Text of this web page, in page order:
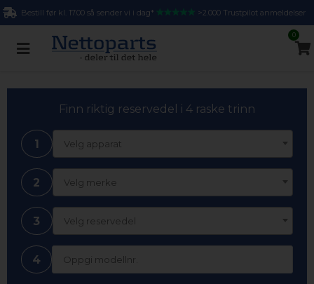
Bestill før kl. 17.00 så sender vi i dag* >2.000 Trustpilot anmeldelser
0
Finn riktig reservedel i 4 raske trinn
1 Velg apparat
2 Velg merke
3 Velg reservedel
4